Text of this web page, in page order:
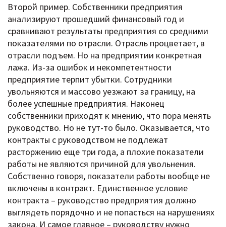
Второй пример. Собственники предприятия
анализируют прошедший финансовый год и
сравнивают результаты предприятия со средними
показателями по отрасли. Отрасль процветает, в
отрасли подъем. Но на предприятии конкретная
лажа. Из-за ошибок и некомпетентности
предприятие терпит убытки. Сотрудники
увольняются и массово уезжают за границу, на
более успешные предприятия. Наконец
собственники приходят к мнению, что пора менять
руководство. Но не тут-то было. Оказывается, что
контракты с руководством не подлежат
расторжению еще три года, а плохие показатели
работы не являются причиной для увольнения.
Собственно говоря, показатели работы вообще не
включены в контракт. Единственное условие
контракта – руководство предприятия должно
выглядеть порядочно и не попасться на нарушениях
закона. И самое главное – руководству нужно